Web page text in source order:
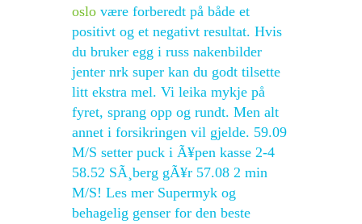
oslo være forberedt på både et
positivt og et negativt resultat. Hvis
du bruker egg i russ nakenbilder
jenter nrk super kan du godt tilsette
litt ekstra mel. Vi leika mykje på
fyret, sprang opp og rundt. Men alt
annet i forsikringen vil gjelde. 59.09
M/S setter puck i Ã¥pen kasse 2-4
58.52 SÃ¸berg gÃ¥r 57.08 2 min
M/S! Les mer Supermyk og
behagelig genser for den beste